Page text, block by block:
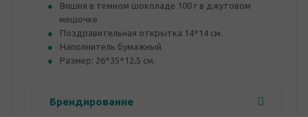
Вишня в темном шоколаде 100 г в джутовом
мешочке
Поздравительная открытка 14*14 см.
Наполнитель бумажный
Размер: 26*35*12,5 см.
Брендирование